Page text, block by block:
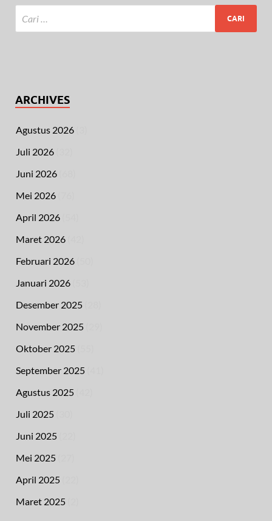
ARCHIVES
Agustus 2026
Juli 2026
Juni 2026
Mei 2026
April 2026
Maret 2026
Februari 2026
Januari 2026
Desember 2025
November 2025
Oktober 2025
September 2025
Agustus 2025
Juli 2025
Juni 2025
Mei 2025
April 2025
Maret 2025